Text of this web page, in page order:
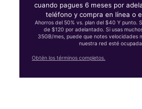
cuando pagues 6 meses por
teléfono y compra en línea o
Ahorros del 50% vs. plan del $40 Y punto.
de $120 por adelantado. Si usas
35GB/mes, puede que notes velocidades
nuestra red esté
Obtén los términos completos.